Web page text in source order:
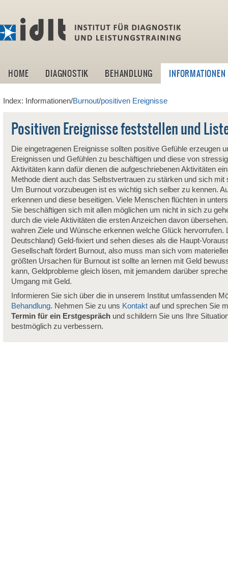
HOME DIAGNOSTIK BEHANDLUNG INFORMATIONEN
Index: Informationen/Burnout/positiven Ereignisse
Positiven Ereignisse feststellen und
Die eingetragenen Ereignisse sollten positive Gefühle erzeugen
Ereignissen und Gefühlen zu beschäftigen und diese von
Aktivitäten kann dafür dienen die aufgeschriebenen Aktivitäten
Methode dient auch das Selbstvertrauen zu stärken und sich
Um Burnout vorzubeugen ist es wichtig sich selber zu kennen.
erkennen und diese beseitigen. Viele Menschen flüchten in
Sie beschäftigen sich mit allen möglichen um nicht in sich zu
durch die viele Aktivitäten die ersten Anzeichen davon
wahren Ziele und Wünsche erkennen welche Glück
Deutschland) Geld-fixiert und sehen dieses als die Haupt-
Gesellschaft fördert Burnout, also muss man sich vom
größten Ursachen für Burnout ist sollte an lernen mit Geld
kann, Geldprobleme gleich lösen, mit jemandem darüber
Umgang mit Geld.
Informieren Sie sich über die in unserem Institut umfassenden
Behandlung. Nehmen Sie zu uns Kontaktauf und sprechen Sie
Termin für ein Erstgesprächund schildern Sie uns Ihre
bestmöglich zu verbessern.